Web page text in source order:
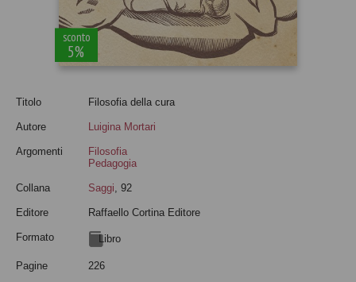
sconto
5%
Titolo Filosofia della cura
Autore Luigina Mortari
Argomenti
Filosofia
Pedagogia
Collana Saggi , 92
Editore Raffaello Cortina Editore
Formato Libro
Pagine 226